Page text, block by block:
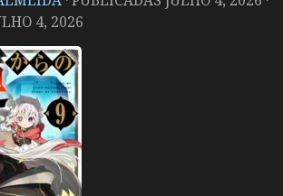
4, 2026